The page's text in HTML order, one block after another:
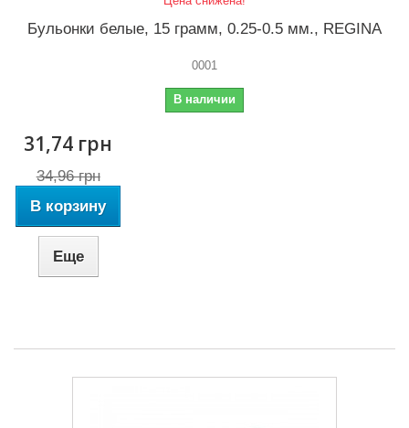
Бульонки белые, 15 грамм, 0.25-0.5 мм., REGINA
0001
В наличии
31,74 грн
34,96 грн
В корзину
Еще